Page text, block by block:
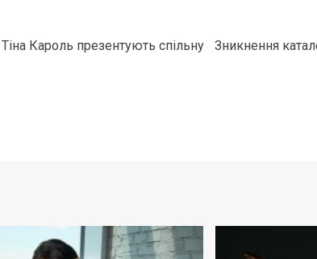
Кароль презентують спільну
Зникнення